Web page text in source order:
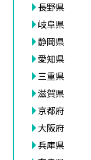
長野県
岐阜県
静岡県
愛知県
三重県
滋賀県
京都府
大阪府
兵庫県